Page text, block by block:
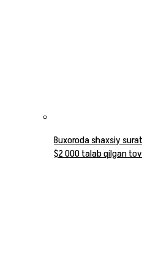
Buxoroda shaxsiy
$2 000 talab qilgan